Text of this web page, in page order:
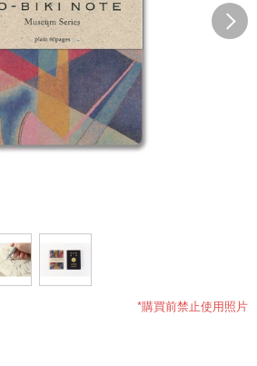
*購買前禁止使用照片